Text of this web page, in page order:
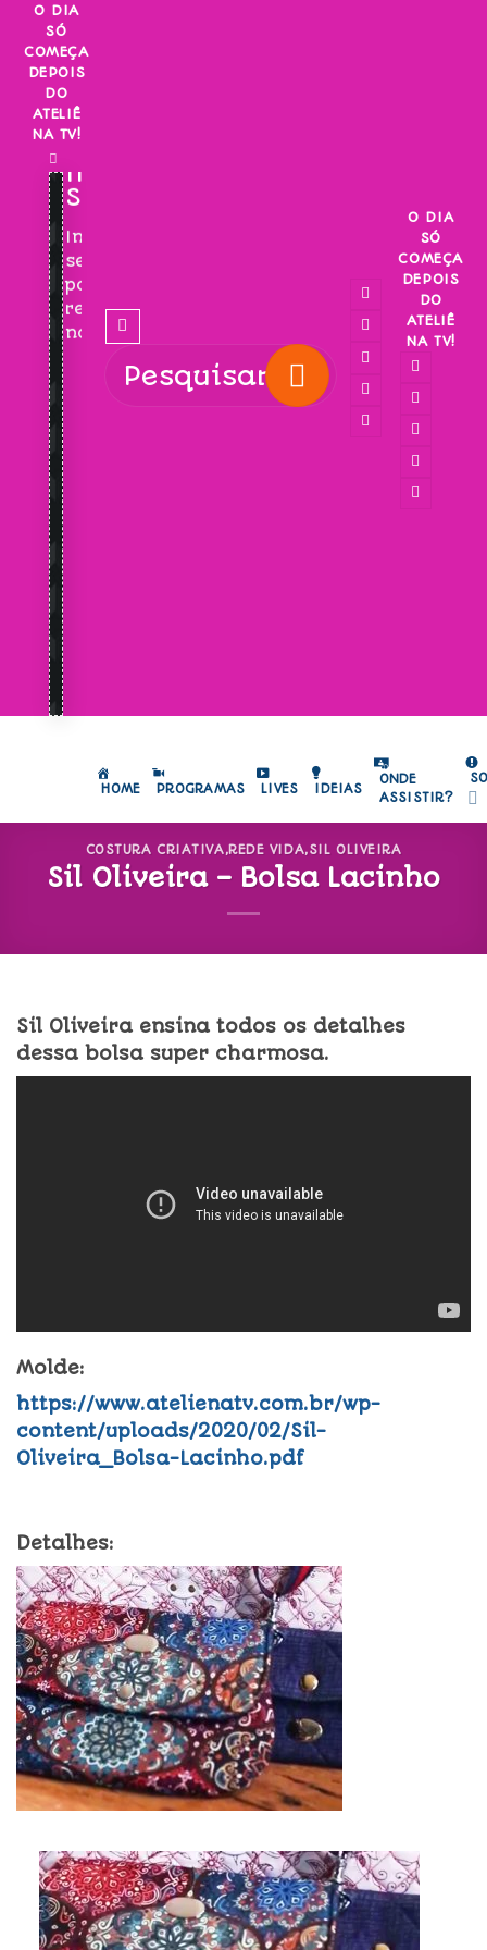
Skip
content
O DIA
SÓ
COMEÇA
DEPOIS
DO
ATELIÊ
NA TV!
INSCREVA-
SE!
Inscreva-
se
para
receber
novidades!
O DIA
SÓ
COMEÇA
DEPOIS
DO
ATELIÊ
NA TV!
HOME PROGRAMAS LIVES IDEIAS
ONDE
ASSISTIR?
COSTURA CRIATIVA,REDE VIDA,SIL OLIVEIRA
Sil Oliveira – Bolsa Lacinho
Sil Oliveira ensina todos os detalhes
dessa bolsa super charmosa.
Molde:
https://www.atelienatv.com.br/wp-
content/uploads/2020/02/Sil-
Oliveira_Bolsa-Lacinho.pdf
Detalhes: